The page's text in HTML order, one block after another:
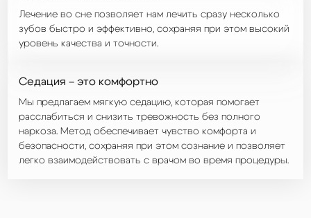
Лечение во сне позволяет нам лечить сразу несколько
зубов быстро и эффективно, сохраняя при этом высокий
уровень качества и точности.
Седация – это комфортно
Мы предлагаем мягкую седацию, которая помогает
расслабиться и снизить тревожность без полного
наркоза. Метод обеспечивает чувство комфорта и
безопасности, сохраняя при этом сознание и позволяет
легко взаимодействовать с врачом во время процедуры.